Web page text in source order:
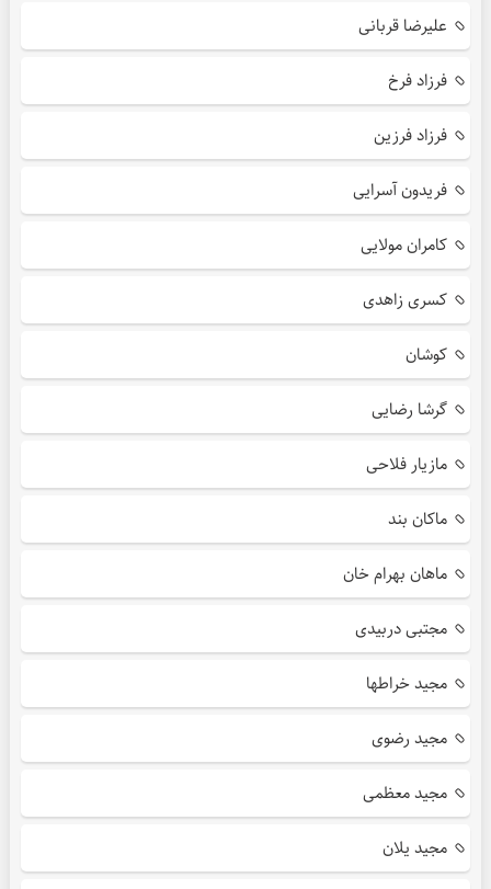
علیرضا قربانی
فرزاد فرخ
فرزاد فرزین
فریدون آسرایی
کامران مولایی
کسری زاهدی
کوشان
گرشا رضایی
مازیار فلاحی
ماکان بند
ماهان بهرام خان
مجتبی دربیدی
مجید خراطها
مجید رضوی
مجید معظمی
مجید یلان